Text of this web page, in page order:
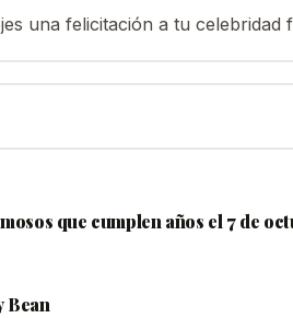
una felicitación a tu celebridad
que cumplen años el 7 de
Bean